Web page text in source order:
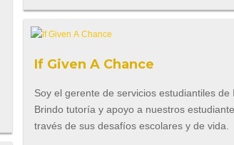
If Given A Chance
Soy el gerente de servicios estudiantiles de
Brindo tutoría y apoyo a nuestros
través de sus desafíos escolares y de vida.